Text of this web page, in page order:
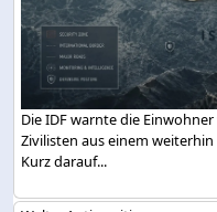
Die IDF warnte die
Zivilisten aus einem
Kurz darauf...